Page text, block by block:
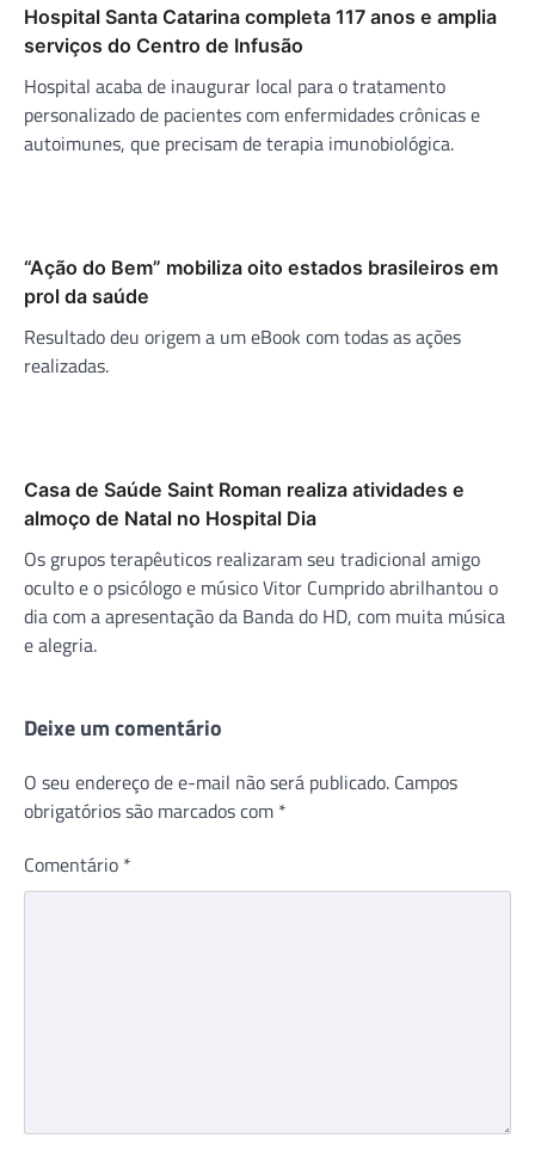
Hospital Santa Catarina completa 117 anos e amplia
serviços do Centro de Infusão
Hospital acaba de inaugurar local para o tratamento
personalizado de pacientes com enfermidades crônicas e
autoimunes, que precisam de terapia imunobiológica.
“Ação do Bem” mobiliza oito estados brasileiros em
prol da saúde
Resultado deu origem a um eBook com todas as ações
realizadas.
Casa de Saúde Saint Roman realiza atividades e
almoço de Natal no Hospital Dia
Os grupos terapêuticos realizaram seu tradicional amigo
oculto e o psicólogo e músico Vitor Cumprido abrilhantou o
dia com a apresentação da Banda do HD, com muita música
e alegria.
Deixe um comentário
O seu endereço de e-mail não será publicado. Campos
obrigatórios são marcados com *
Comentário *